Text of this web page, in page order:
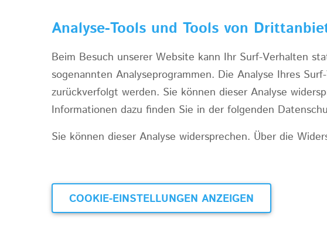
Analyse-Tools und Tools von
Beim Besuch unserer Website kann Ihr Surf-Verhalten
sogenannten Analyseprogrammen. Die Analyse Ihres
zurückverfolgt werden. Sie können dieser Analyse
Informationen dazu finden Sie in der folgenden
Sie können dieser Analyse widersprechen. Über die
COOKIE-EINSTELLUNGEN ANZEIGEN